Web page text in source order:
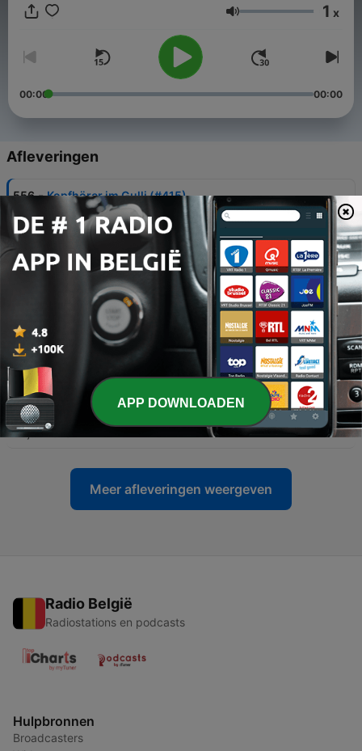
Volume 1 x
00:00 00:00
Afleveringen
556 - Kopfhörer im Gulli (#415)
09 aug. 2026
Cornelian der Spinner (#414)
02 aug. 2026
Die Briefmarken-Affäre (#413)
553 - Christian Solmecke: Das Einhorn unter den
Anwälten (#412)
19 jul. 2026
552 - Lass die Biene raus! (#411)
12 jul. 2026
Meer afleveringen weergeven
Radio België
Radiostations en podcasts
Hulpbronnen
Broadcasters
APP DOWNLOADEN